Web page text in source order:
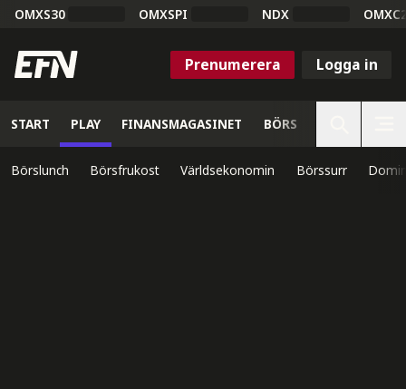
OMXS30 OMXSPI NDX
Prenumerera Logga in
START PLAY FINANSMAGASINET BÖRS
Börslunch Börsfrukost Världsekonomin Börssurr